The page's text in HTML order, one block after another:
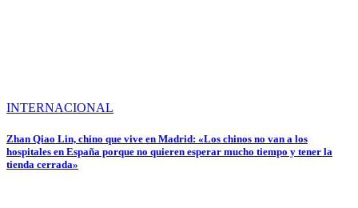
INTERNACIONAL
Zhan Qiao Lin, chino que vive en Madrid: «Los chinos no van a los
hospitales en España porque no quieren esperar mucho tiempo y tener la
tienda cerrada»